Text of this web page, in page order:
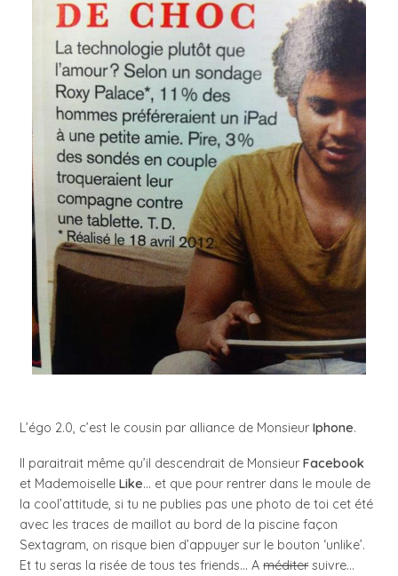
L’égo 2.0, c’est le cousin par alliance de MonsieurIphone.
Il paraitrait même qu’il descendrait de MonsieurFacebook
et MademoiselleLike… et que pour rentrer dans le moule de
la cool’attitude, si tu ne publies pas une photo de toi cet été
avec les traces de maillot au bord de la piscine façon
Sextagram, on risque bien d’appuyer sur le bouton ‘unlike’.
Et tu seras la risée de tous tes friends… Améditersuivre…